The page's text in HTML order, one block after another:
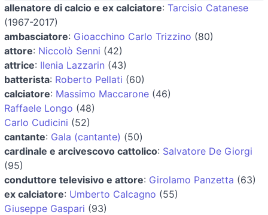
allenatore di calcio e ex calciatore: Tarcisio Catanese
(1967-2017)
ambasciatore: Gioacchino Carlo Trizzino (80)
attore: Niccolò Senni (42)
attrice: Ilenia Lazzarin (43)
batterista: Roberto Pellati (60)
calciatore: Massimo Maccarone (46)
Raffaele Longo (48)
Carlo Cudicini (52)
cantante: Gala (cantante) (50)
cardinale e arcivescovo cattolico: Salvatore De Giorgi
(95)
conduttore televisivo e attore: Girolamo Panzetta (63)
ex calciatore: Umberto Calcagno (55)
Giuseppe Gaspari (93)